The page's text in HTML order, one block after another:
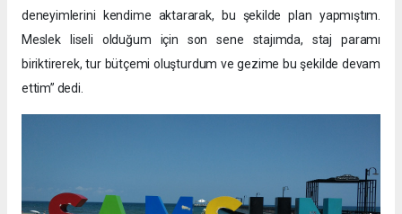
deneyimlerini kendime aktararak, bu şekilde plan yapmıştım.
Meslek liseli olduğum için son sene stajımda, staj paramı
biriktirerek, tur bütçemi oluşturdum ve gezime bu şekilde devam
ettim” dedi.